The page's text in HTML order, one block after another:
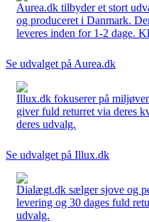
Aurea.dk tilbyder et stort
og produceret i Danmark.
leveres inden for 1-2 dage.
Se udvalget på Aurea.dk
Illux.dk fokuserer på
giver fuld returret via deres
deres udvalg.
Se udvalget på Illux.dk
Dialægt.dk sælger sjove og
levering og 30 dages fuld
udvalg.